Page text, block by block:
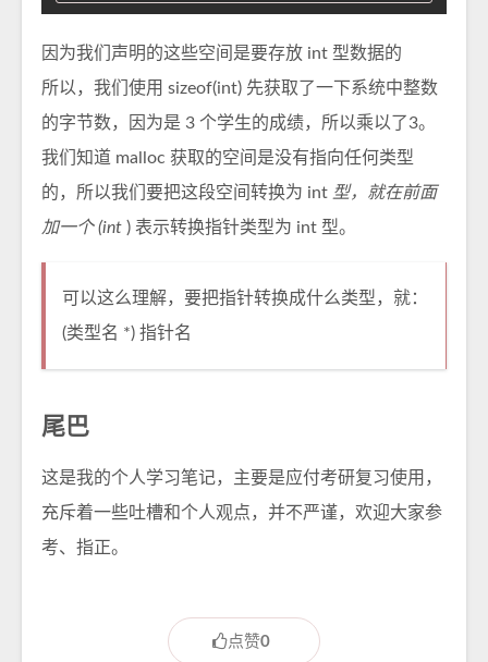
因为我们声明的这些空间是要存放 int 型数据的
所以，我们使用 sizeof(int) 先获取了一下系统中整数
的字节数，因为是 3 个学生的成绩，所以乘以了3。
我们知道 malloc 获取的空间是没有指向任何类型
的，所以我们要把这段空间转换为 int 型，就在前面
加一个 (int ) 表示转换指针类型为 int 型。
可以这么理解，要把指针转换成什么类型，就：
(类型名 *) 指针名
尾巴
这是我的个人学习笔记，主要是应付考研复习使用，
充斥着一些吐槽和个人观点，并不严谨，欢迎大家参
考、指正。
点赞0